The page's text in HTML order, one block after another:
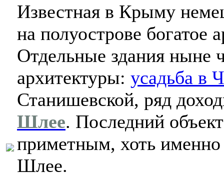
Известная в Крыму
на полуострове богатое
Отдельные здания ныне
архитектуры: усадьба в
Станишевской, ряд
Шлее. Последний
приметным, хоть
Шлее.